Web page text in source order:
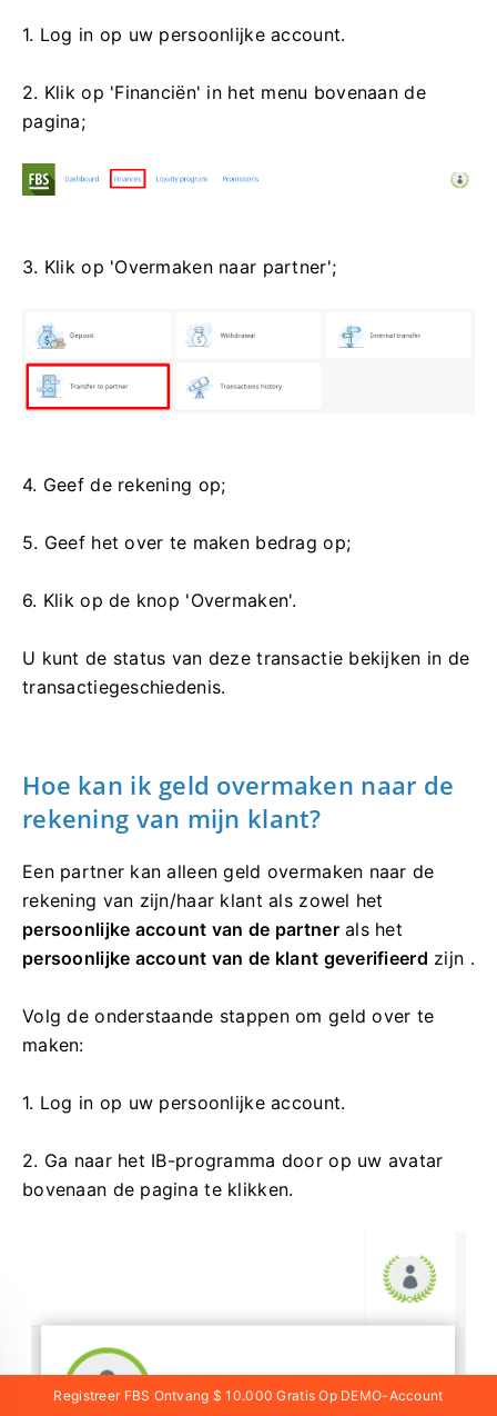
1. Log in op uw persoonlijke account.
2. Klik op 'Financiën' in het menu bovenaan de
pagina;
3. Klik op 'Overmaken naar partner';
4. Geef de rekening op;
5. Geef het over te maken bedrag op;
6. Klik op de knop 'Overmaken'.
U kunt de status van deze transactie bekijken in de
transactiegeschiedenis.
Hoe kan ik geld overmaken naar de
rekening van mijn klant?
Een partner kan alleen geld overmaken naar de
rekening van zijn/haar klant als zowel het
persoonlijke account van de partnerals het
persoonlijke account van de klant geverifieerd zijn .
Volg de onderstaande stappen om geld over te
maken:
1. Log in op uw persoonlijke account.
2. Ga naar het IB-programma door op uw avatar
bovenaan de pagina te klikken.
Registreer FBS Ontvang $ 10.000 Gratis Op DEMO-Account